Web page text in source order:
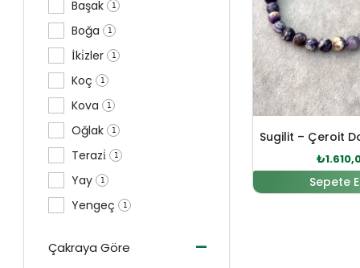
Başak 1
Boğa 1
İki̇zler 1
Koç 1
Kova 1
Oğlak 1
Terazi̇ 1
Yay 1
Yengeç 1
Çakraya Göre -
₺
Sepete